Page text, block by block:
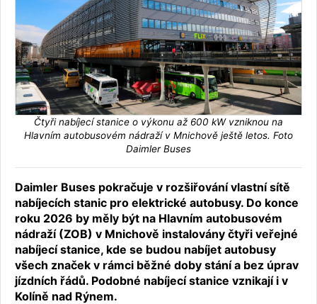
Čtyři nabíjecí stanice o výkonu až 600 kW vzniknou na
Hlavním autobusovém nádraží v Mnichově ještě letos. Foto
Daimler Buses
Daimler Buses pokračuje v rozšiřování vlastní sítě
nabíjecích stanic pro elektrické autobusy. Do konce
roku 2026 by měly být na Hlavním autobusovém
nádraží (ZOB) v Mnichově instalovány čtyři veřejné
nabíjecí stanice, kde se budou nabíjet autobusy
všech značek v rámci běžné doby stání a bez úprav
jízdních řádů. Podobné nabíjecí stanice vznikají i v
Kolíně nad Rýnem.